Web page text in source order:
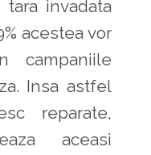
invadata
acestea vor
campaniile
Insa astfel
reparate,
aceasi